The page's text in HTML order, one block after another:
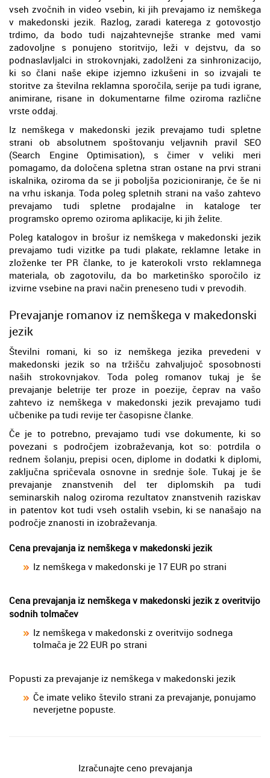
vseh zvočnih in video vsebin, ki jih prevajamo iz nemškega
v makedonski jezik. Razlog, zaradi katerega z gotovostjo
trdimo, da bodo tudi najzahtevnejše stranke med vami
zadovoljne s ponujeno storitvijo, leži v dejstvu, da so
podnaslavljalci in strokovnjaki, zadolženi za sinhronizacijo,
ki so člani naše ekipe izjemno izkušeni in so izvajali te
storitve za številna reklamna sporočila, serije pa tudi igrane,
animirane, risane in dokumentarne filme oziroma različne
vrste oddaj.
Iz nemškega v makedonski jezik prevajamo tudi spletne
strani ob absolutnem spoštovanju veljavnih pravil SEO
(Search Engine Optimisation), s čimer v veliki meri
pomagamo, da določena spletna stran ostane na prvi strani
iskalnika, oziroma da se ji poboljša pozicioniranje, če še ni
na vrhu iskanja. Toda poleg spletnih strani na vašo zahtevo
prevajamo tudi spletne prodajalne in kataloge ter
programsko opremo oziroma aplikacije, ki jih želite.
Poleg katalogov in brošur iz nemškega v makedonski jezik
prevajamo tudi vizitke pa tudi plakate, reklamne letake in
zloženke ter PR članke, to je katerokoli vrsto reklamnega
materiala, ob zagotovilu, da bo marketinško sporočilo iz
izvirne vsebine na pravi način preneseno tudi v prevodih.
Prevajanje romanov iz nemškega v makedonski
jezik
Številni romani, ki so iz nemškega jezika prevedeni v
makedonski jezik so na tržišču zahvaljujoč sposobnosti
naših strokovnjakov. Toda poleg romanov tukaj je še
prevajanje beletrije ter proze in poezije, čeprav na vašo
zahtevo iz nemškega v makedonski jezik prevajamo tudi
učbenike pa tudi revije ter časopisne članke.
Če je to potrebno, prevajamo tudi vse dokumente, ki so
povezani s področjem izobraževanja, kot so: potrdila o
rednem šolanju, prepisi ocen, diplome in dodatki k diplomi,
zaključna spričevala osnovne in srednje šole. Tukaj je še
prevajanje znanstvenih del ter diplomskih pa tudi
seminarskih nalog oziroma rezultatov znanstvenih raziskav
in patentov kot tudi vseh ostalih vsebin, ki se nanašajo na
področje znanosti in izobraževanja.
Cena prevajanja iz nemškega v makedonski jezik
Iz nemškega v makedonski je 17 EUR po strani
Cena prevajanja iz nemškega v makedonski jezik z overitvijo
sodnih tolmačev
Iz nemškega v makedonski z overitvijo sodnega
tolmača je 22 EUR po strani
Popusti za prevajanje iz nemškega v makedonski jezik
Če imate veliko število strani za prevajanje, ponujamo
neverjetne popuste.
Izračunajte ceno prevajanja